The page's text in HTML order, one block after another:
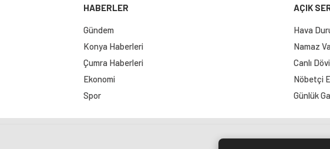
HABERLER
Gündem
Konya Haberleri
Çumra Haberleri
Ekonomi
Spor
AÇIK
Hava
Namaz
Canlı
Nöbetçi
Günlük